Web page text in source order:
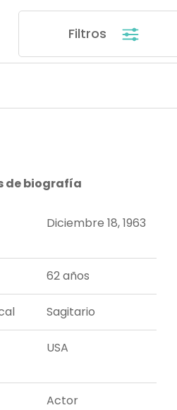
Filtros
de biografía
Diciembre 18, 1963
62 años
Sagitario
USA
Actor